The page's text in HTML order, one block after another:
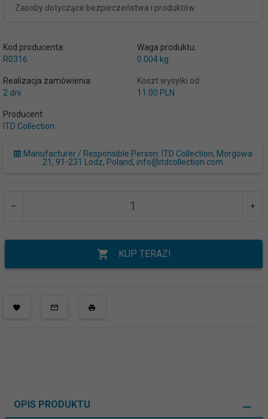
Zasoby dotyczące bezpieczeństwa i produktów
Kod producenta:
R0316
Waga produktu:
0.004 kg
Realizacja zamówienia:
2 dni
Koszt wysyłki od:
11.00 PLN
Producent:
ITD Collection
Manufacturer / Responsible Person: ITD Collection, Morgowa
21, 91-231 Lodz, Poland, info@itdcollection.com
KUP TERAZ!
OPIS PRODUKTU